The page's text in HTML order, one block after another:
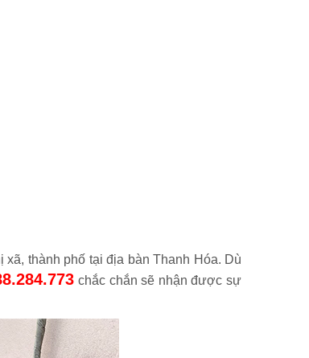
thành phố tại địa bàn Thanh Hóa. Dù
chắc chắn sẽ nhận được sự